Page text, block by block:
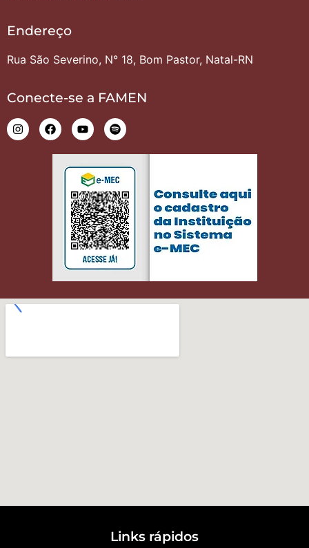
Endereço
Rua São Severino, N° 18, Bom Pastor, Natal-RN
Conecte-se a FAMEN
Links rápidos